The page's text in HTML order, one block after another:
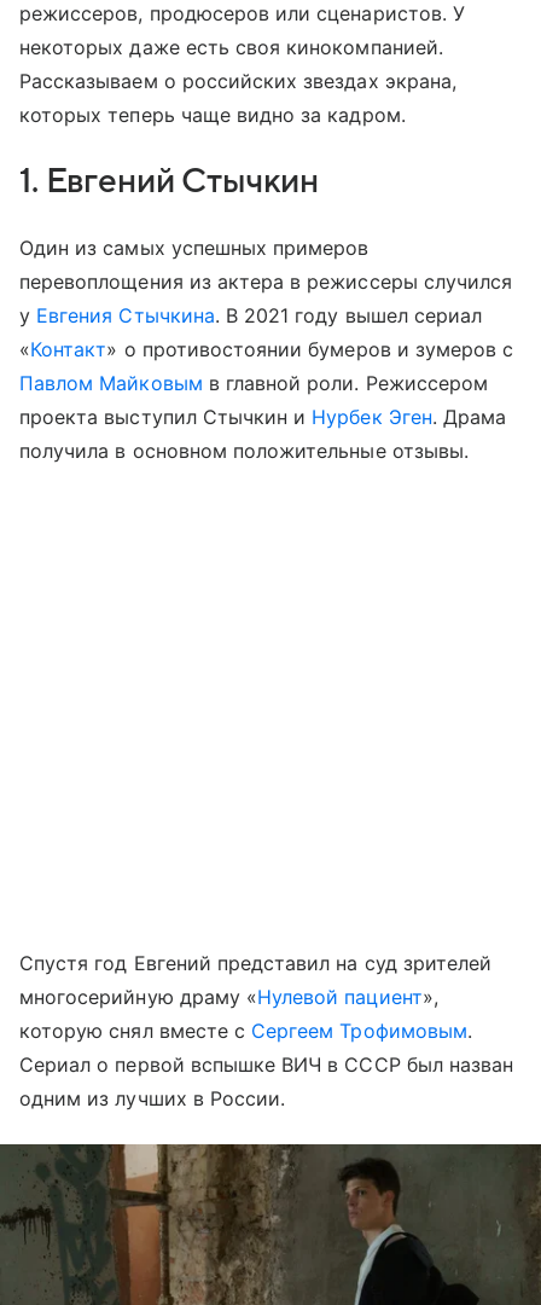
режиссеров, продюсеров или сценаристов. У
некоторых даже есть своя кинокомпанией.
Рассказываем о российских звездах экрана,
которых теперь чаще видно за кадром.
1. Евгений Стычкин
Один из самых успешных примеров
перевоплощения из актера в режиссеры случился
у Евгения Стычкина. В 2021 году вышел сериал
«Контакт» о противостоянии бумеров и зумеров с
Павлом Майковым в главной роли. Режиссером
проекта выступил Стычкин и Нурбек Эген. Драма
получила в основном положительные отзывы.
Спустя год Евгений представил на суд зрителей
многосерийную драму «Нулевой пациент»,
которую снял вместе с Сергеем Трофимовым.
Сериал о первой вспышке ВИЧ в СССР был назван
одним из лучших в России.